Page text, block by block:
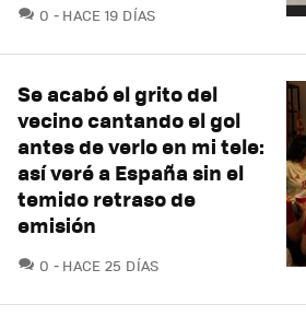
0 COMENTARIOS
HACE 19 DÍAS
Se acabó el grito del
vecino cantando el gol
antes de verlo en mi tele:
así veré a España sin el
temido retraso de
emisión
0 COMENTARIOS
HACE 25 DÍAS